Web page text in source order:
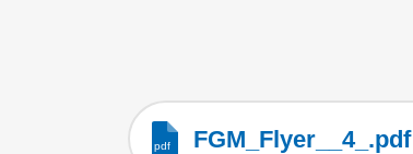
FGM_Flyer__4_.pdf